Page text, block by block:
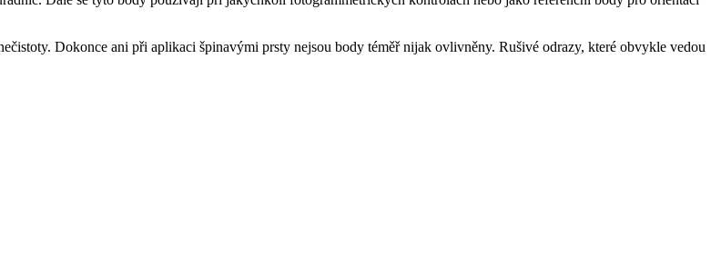
Dokonce ani při aplikaci špinavými prsty nejsou body téměř nijak ovlivněny. Rušivé odrazy, které obvykle vedou